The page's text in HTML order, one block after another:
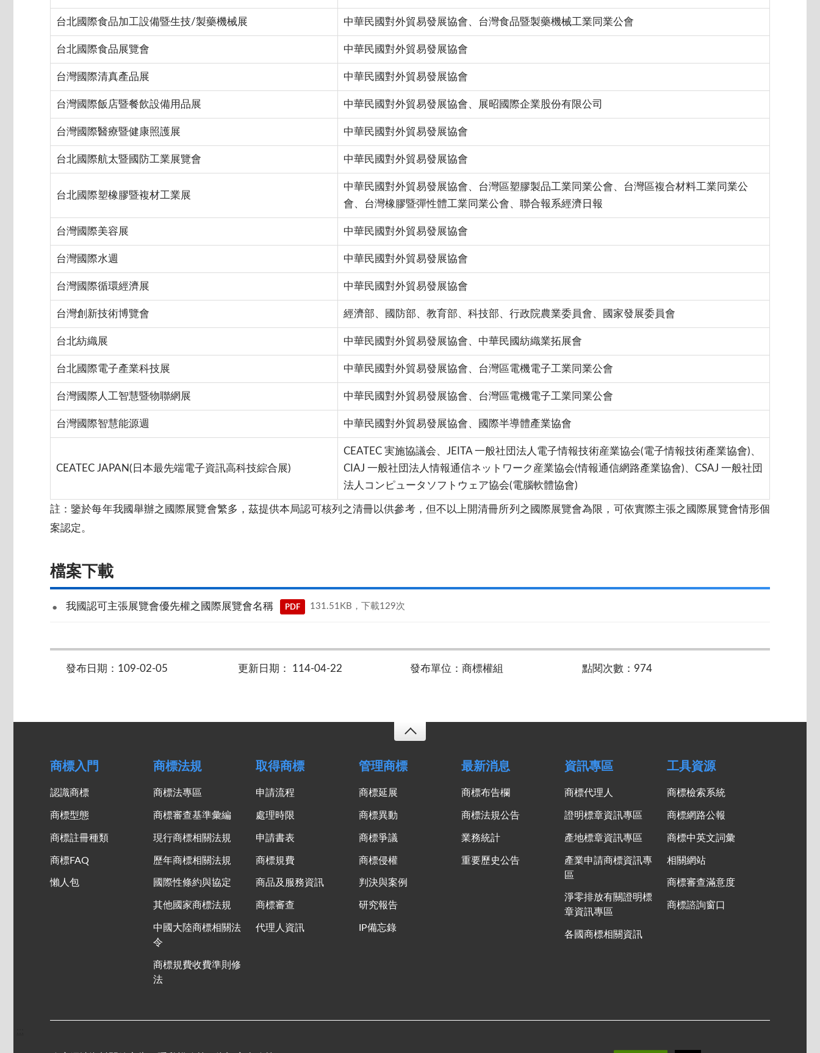
台北國際食品加工設備暨生技/製藥機械展 中華民國對外貿易發展協會、台灣食品暨製藥機械工業同業公會
台北國際食品展覽會 中華民國對外貿易發展協會
台灣國際清真產品展 中華民國對外貿易發展協會
台灣國際飯店暨餐飲設備用品展 中華民國對外貿易發展協會、展昭國際企業股份有限公司
台灣國際醫療暨健康照護展 中華民國對外貿易發展協會
台北國際航太暨國防工業展覽會 中華民國對外貿易發展協會
台北國際塑橡膠暨複材工業展
中華民國對外貿易發展協會、台灣區塑膠製品工業同業公會、台灣區複合材料工業同業公
會、台灣橡膠暨彈性體工業同業公會、聯合報系經濟日報
台灣國際美容展 中華民國對外貿易發展協會
台灣國際水週 中華民國對外貿易發展協會
台灣國際循環經濟展 中華民國對外貿易發展協會
台灣創新技術博覽會 經濟部、國防部、教育部、科技部、行政院農業委員會、國家發展委員會
台北紡織展 中華民國對外貿易發展協會、中華民國紡織業拓展會
台北國際電子產業科技展 中華民國對外貿易發展協會、台灣區電機電子工業同業公會
台灣國際人工智慧暨物聯網展 中華民國對外貿易發展協會、台灣區電機電子工業同業公會
台灣國際智慧能源週 中華民國對外貿易發展協會、國際半導體產業協會
CEATEC JAPAN(日本最先端電子資訊高科技綜合展)
CEATEC 実施協議会、JEITA 一般社団法人電子情報技術産業協会(電子情報技術產業協會)、
CIAJ 一般社団法人情報通信ネットワーク産業協会(情報通信網路產業協會)、CSAJ 一般社団
法人コンピュータソフトウェア協会(電腦軟體協會)
註：鑒於每年我國舉辦之國際展覽會繁多，茲提供本局認可核列之清冊以供參考，但不以上開清冊所列之國際展覽會為限，可依實際主張之國際展覽會情形個
案認定。
檔案下載
我國認可主張展覽會優先權之國際展覽會名稱 PDF 131.51KB，下載129次
發布日期：109-02-05 更新日期： 114-04-22 發布單位：商標權組 點閱次數：974
商標入門
認識商標
商標型態
商標註冊種類
商標FAQ
懶人包
商標法規
商標法專區
商標審查基準彙編
現行商標相關法規
歷年商標相關法規
國際性條約與協定
其他國家商標法規
中國大陸商標相關法
令
商標規費收費準則修
法
取得商標
申請流程
處理時限
申請書表
商標規費
商品及服務資訊
商標審查
代理人資訊
管理商標
商標延展
商標異動
商標爭議
商標侵權
判決與案例
研究報告
IP備忘錄
最新消息
商標布告欄
商標法規公告
業務統計
重要歷史公告
資訊專區
商標代理人
證明標章資訊專區
產地標章資訊專區
產業申請商標資訊專
區
淨零排放有關證明標
章資訊專區
各國商標相關資訊
工具資源
商標檢索系統
商標網路公報
商標中英文詞彙
相關網站
商標審查滿意度
商標諮詢窗口